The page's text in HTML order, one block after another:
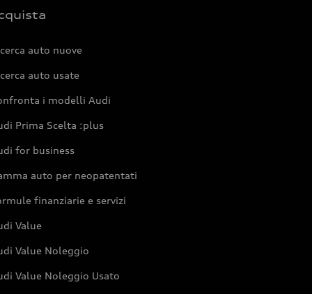
auto nuove
auto usate
i modelli Audi
Prima Scelta :plus
for business
auto per neopatentati
finanziarie e servizi
Value
Value Noleggio
Value Noleggio Usato